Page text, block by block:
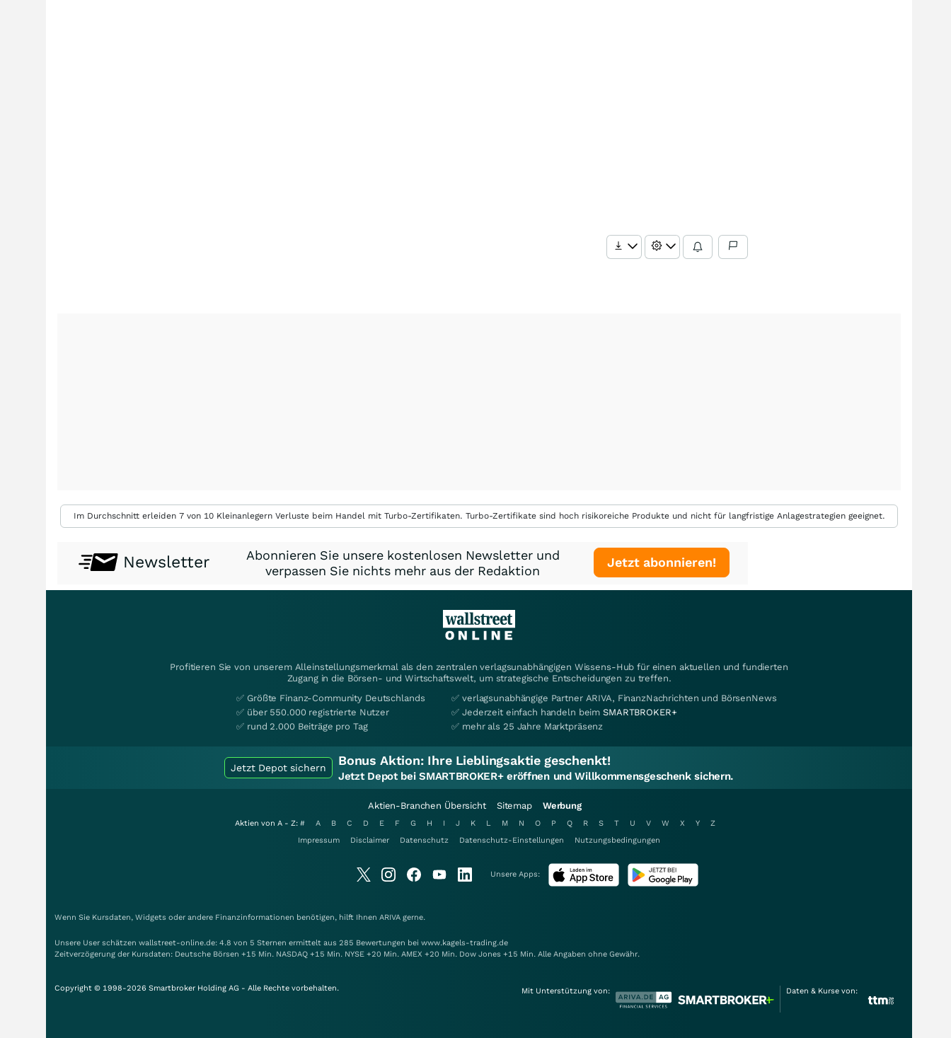
Im Durchschnitt erleiden 7 von 10 Kleinanlegern Verluste beim Handel mit Turbo-Zertifikaten. Turbo-Zertifikate sind hoch risikoreiche Produkte und nicht für langfristige Anlagestrategien geeignet.
Newsletter
Abonnieren Sie unsere kostenlosen Newsletter und
verpassen Sie nichts mehr aus der Redaktion
Jetzt abonnieren!
Profitieren Sie von unserem Alleinstellungsmerkmal als den zentralen verlagsunabhängigen Wissens-Hub für einen aktuellen und fundierten
Zugang in die Börsen- und Wirtschaftswelt, um strategische Entscheidungen zu treffen.
✅ Größte Finanz-Community Deutschlands
✅ über 550.000 registrierte Nutzer
✅ rund 2.000 Beiträge pro Tag
✅ verlagsunabhängige Partner ARIVA, FinanzNachrichten und BörsenNews
✅ Jederzeit einfach handeln beimSMARTBROKER+
✅ mehr als 25 Jahre Marktpräsenz
Jetzt Depot sichern Bonus Aktion: Ihre Lieblingsaktie geschenkt!
Jetzt Depot bei SMARTBROKER+ eröffnen und Willkommensgeschenk sichern.
Aktien-Branchen Übersicht Sitemap Werbung
Aktien von A - Z: # A B C D E F G H I J K L M N O P Q R S T U V W X Y
Z
Impressum
Disclaimer Datenschutz Datenschutz-Einstellungen Nutzungsbedingungen
Unsere Apps:
Wenn Sie Kursdaten, Widgets oder andere Finanzinformationen benötigen, hilft Ihnen ARIVA gerne.
Unsere User schätzen wallstreet-online.de: 4.8 von 5 Sternen ermittelt aus 285 Bewertungen bei www.kagels-trading.de
Zeitverzögerung der Kursdaten: Deutsche Börsen +15 Min. NASDAQ +15 Min. NYSE +20 Min. AMEX +20 Min. Dow Jones +15 Min. Alle Angaben ohne Gewähr.
Copyright © 1998-2026 Smartbroker Holding AG - Alle Rechte vorbehalten. Mit Unterstützung von: Daten & Kurse von: